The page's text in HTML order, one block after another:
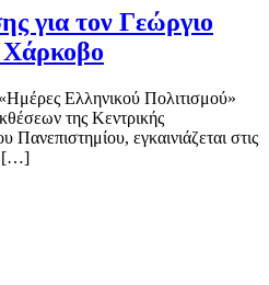
για τον Γεώργιο
Ελληνικού Πολιτισμού»
της Κεντρικής
Πανεπιστημίου, εγκαινιάζεται στις
[…]